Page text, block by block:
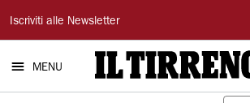
Il
Tirreno
Iscriviti alle Newsletter
MENU